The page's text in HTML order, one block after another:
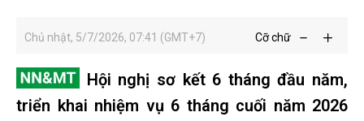
Chủ nhật, 5/7/2026, 07:41 (GMT+7) Cỡ chữ
Hội nghị sơ kết 6 tháng đầu năm,
triển khai nhiệm vụ 6 tháng cuối năm 2026